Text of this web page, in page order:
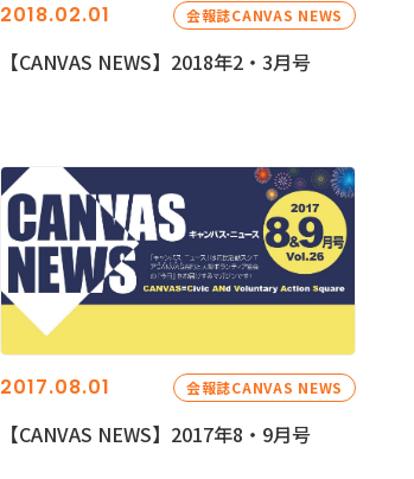
2018.02.01 会報誌CANVAS NEWS
【CANVAS NEWS】2018年2・3月号
2017.08.01 会報誌CANVAS NEWS
【CANVAS NEWS】2017年8・9月号